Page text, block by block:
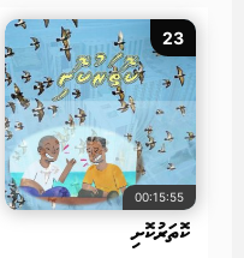
23
00:15:55
ކޮތަރުކޮށި